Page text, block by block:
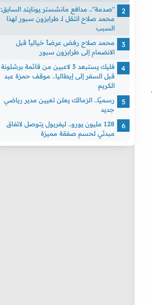
"صدمة".. مدافع مانشستر يونايتد السابق:
محمد صلاح انتقل لـ طرابزون سبور لهذا
السبب
محمد صلاح رفض عرضاً خيالياً قبل
الانضمام إلى طرابزون سبور
فليك يستبعد 3 لاعبين من قائمة برشلونة
قبل السفر إلى إيطاليا.. موقف حمزة عبد
الكريم
رسميًا.. الزمالك يعلن تعيين مدير رياضي
جديد
128 مليون يورو.. ليفربول يتوصل لاتفاق
مبدئي لحسم صفقة مميزة